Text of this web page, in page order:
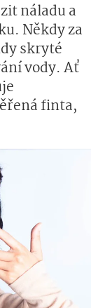
náladu a
Někdy za
skryté
vody. Ať
finta,